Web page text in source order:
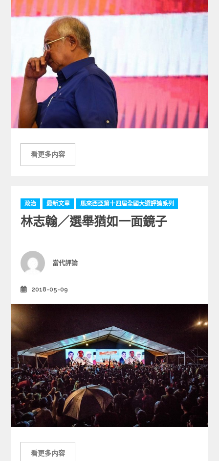
看更多内容
C
a
t
o
r
s
政治 最新文章 馬來西亞第十四屆全國大選評論系列
林志翰／選舉猶如一面鏡子
Author
當代評論
2018-05-09
看更多内容